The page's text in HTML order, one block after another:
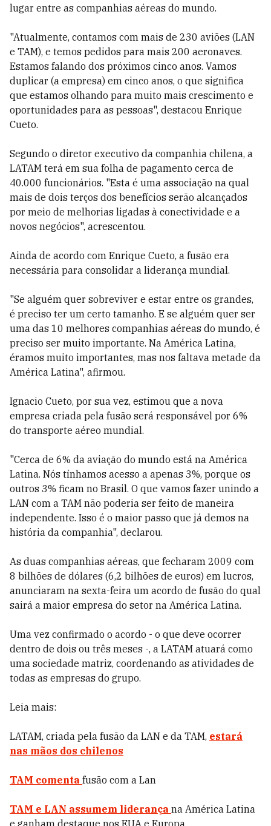
lugar entre as companhias aéreas do mundo.
"Atualmente, contamos com mais de 230 aviões (LAN
e TAM), e temos pedidos para mais 200 aeronaves.
Estamos falando dos próximos cinco anos. Vamos
duplicar (a empresa) em cinco anos, o que significa
que estamos olhando para muito mais crescimento e
oportunidades para as pessoas", destacou Enrique
Cueto.
Segundo o diretor executivo da companhia chilena, a
LATAM terá em sua folha de pagamento cerca de
40.000 funcionários. "Esta é uma associação na qual
mais de dois terços dos benefícios serão alcançados
por meio de melhorias ligadas à conectividade e a
novos negócios", acrescentou.
Ainda de acordo com Enrique Cueto, a fusão era
necessária para consolidar a liderança mundial.
"Se alguém quer sobreviver e estar entre os grandes,
é preciso ter um certo tamanho. E se alguém quer ser
uma das 10 melhores companhias aéreas do mundo, é
preciso ser muito importante. Na América Latina,
éramos muito importantes, mas nos faltava metade da
América Latina", afirmou.
Ignacio Cueto, por sua vez, estimou que a nova
empresa criada pela fusão será responsável por 6%
do transporte aéreo mundial.
"Cerca de 6% da aviação do mundo está na América
Latina. Nós tínhamos acesso a apenas 3%, porque os
outros 3% ficam no Brasil. O que vamos fazer unindo a
LAN com a TAM não poderia ser feito de maneira
independente. Isso é o maior passo que já demos na
história da companhia", declarou.
As duas companhias aéreas, que fecharam 2009 com
8 bilhões de dólares (6,2 bilhões de euros) em lucros,
anunciaram na sexta-feira um acordo de fusão do qual
sairá a maior empresa do setor na América Latina.
Uma vez confirmado o acordo - o que deve ocorrer
dentro de dois ou três meses -, a LATAM atuará como
uma sociedade matriz, coordenando as atividades de
todas as empresas do grupo.
Leia mais:
LATAM, criada pela fusão da LAN e da TAM, estará
nas mãos dos chilenos
TAM comenta fusão com a Lan
TAM e LAN assumem liderança na América Latina
e ganham destaque nos EUA e Europa